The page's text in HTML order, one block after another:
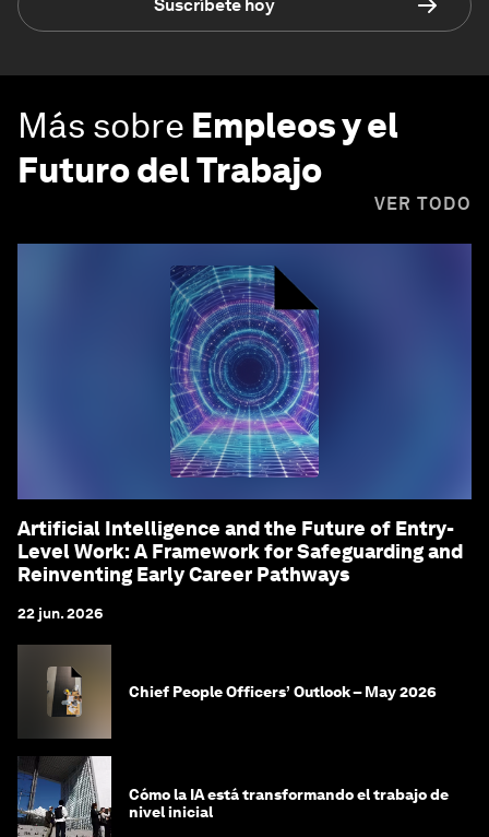
Suscríbete hoy
Más sobre Empleos y el
Futuro del Trabajo
VER TODO
Artificial Intelligence and the Future of Entry-
Level Work: A Framework for Safeguarding and
Reinventing Early Career Pathways
22 jun. 2026
Chief People Officers’ Outlook – May 2026
Cómo la IA está transformando el trabajo de
nivel inicial